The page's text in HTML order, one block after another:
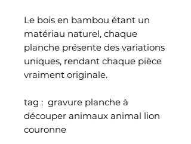
Le bois en bambou étant un
matériau naturel, chaque
planche présente des variations
uniques, rendant chaque pièce
vraiment originale.
tag : gravure planche à
découper animaux animal lion
couronne